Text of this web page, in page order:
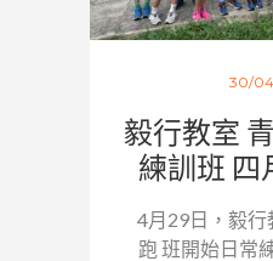
30/
毅行教室
練訓班 四
4月29日，毅行
跑 班開始日常